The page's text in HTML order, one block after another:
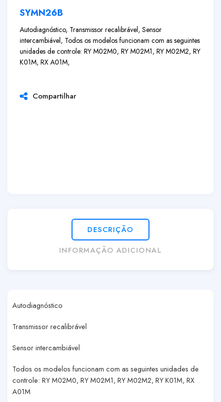
SYMN26B
Autodiagnóstico, Transmissor recalibrável, Sensor
intercambiável, Todos os modelos funcionam com as seguintes
unidades de controle: RY M02M0, RY M02M1, RY M02M2, RY
K01M, RX A01M,
Compartilhar
DESCRIÇÃO
INFORMAÇÃO ADICIONAL
Autodiagnóstico
Transmissor recalibrável
Sensor intercambiável
Todos os modelos funcionam com as seguintes unidades de
controle: RY M02M0, RY M02M1, RY M02M2, RY K01M, RX
A01M